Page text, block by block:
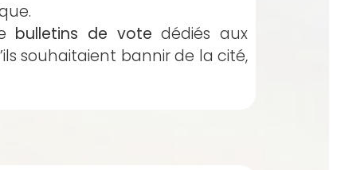
bulletins de vote dédiés aux
souhaitaient bannir de la cité,